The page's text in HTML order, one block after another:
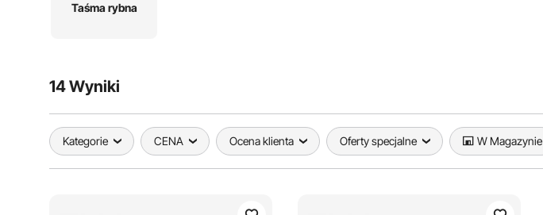
Taśma rybna
14 Wyniki
Kategorie CENA Ocena klienta Oferty specjalne W Magazynie